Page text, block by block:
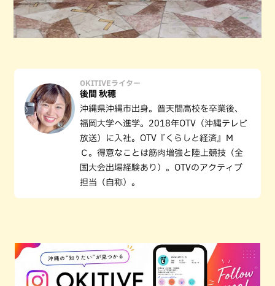
OKITIVEライター
後間 秋穂
沖縄県沖縄市出身。普天間高校を卒業後、
福岡大学へ進学。2018年OTV（沖縄テレビ
放送）に入社。OTV『くらしと経済』Ｍ
Ｃ。得意なことは筋肉増強と陸上競技（全
国大会出場経験あり）。OTVのアクティブ
担当（自称）。